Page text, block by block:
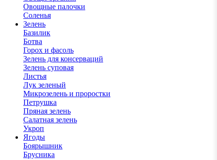
Овощные палочки
Соленья
Зелень
Базилик
Ботва
Горох и фасоль
Зелень для консерваций
Зелень суповая
Листья
Лук зеленый
Микрозелень и проростки
Петрушка
Пряная зелень
Салатная зелень
Укроп
Ягоды
Боярышник
Брусника